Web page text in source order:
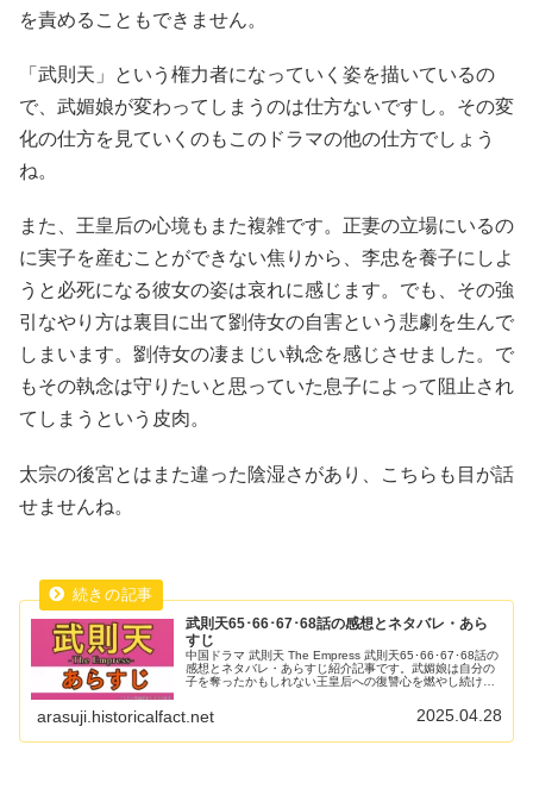
を責めることもできません。
「武則天」という権力者になっていく姿を描いているの
で、武媚娘が変わってしまうのは仕方ないですし。その変
化の仕方を見ていくのもこのドラマの他の仕方でしょう
ね。
また、王皇后の心境もまた複雑です。正妻の立場にいるの
に実子を産むことができない焦りから、李忠を養子にしよ
うと必死になる彼女の姿は哀れに感じます。でも、その強
引なやり方は裏目に出て劉侍女の自害という悲劇を生んで
しまいます。劉侍女の凄まじい執念を感じさせました。で
もその執念は守りたいと思っていた息子によって阻止され
てしまうという皮肉。
太宗の後宮とはまた違った陰湿さがあり、こちらも目が話
せませんね。
武則天65･66･67･68話の感想とネタバレ・あら
すじ
中国ドラマ 武則天 The Empress 武則天65･66･67･68話の
感想とネタバレ・あらすじ紹介記事です。武媚娘は自分の
子を奪ったかもしれない王皇后への復讐心を燃やし続けて
arasuji.historicalfact.net 2025.04.28